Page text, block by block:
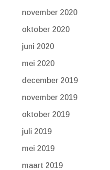
november 2020
oktober 2020
juni 2020
mei 2020
december 2019
november 2019
oktober 2019
juli 2019
mei 2019
maart 2019